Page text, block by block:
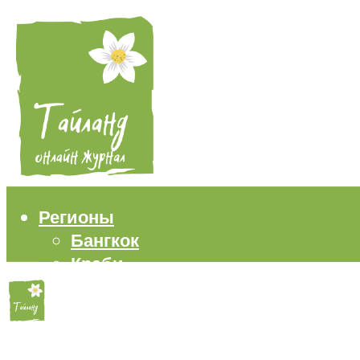
Регионы
Бангкок
Краби